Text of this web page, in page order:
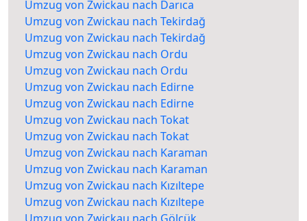
Umzug von Zwickau nach Darıca
Umzug von Zwickau nach Tekirdağ
Umzug von Zwickau nach Tekirdağ
Umzug von Zwickau nach Ordu
Umzug von Zwickau nach Ordu
Umzug von Zwickau nach Edirne
Umzug von Zwickau nach Edirne
Umzug von Zwickau nach Tokat
Umzug von Zwickau nach Tokat
Umzug von Zwickau nach Karaman
Umzug von Zwickau nach Karaman
Umzug von Zwickau nach Kızıltepe
Umzug von Zwickau nach Kızıltepe